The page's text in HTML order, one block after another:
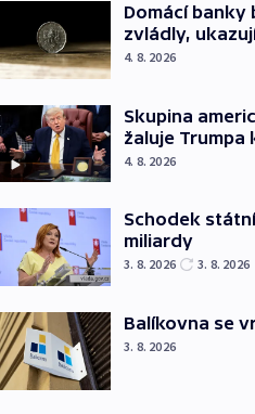
Domácí banky
zvládly,
4. 8. 2026
Skupina
žaluje Trumpa
4. 8. 2026
Schodek
miliardy
3. 8. 2026 3. 8. 2026
Balíkovna se
3. 8. 2026